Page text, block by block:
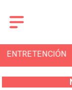
ENTRETENCIÓN